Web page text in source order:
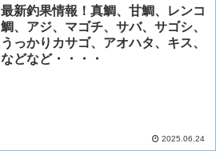
最新釣果情報！真鯛、甘鯛、レンコ
鯛、アジ、マゴチ、サバ、サゴシ、
うっかりカサゴ、アオハタ、キス、
などなど・・・・
2025.06.24